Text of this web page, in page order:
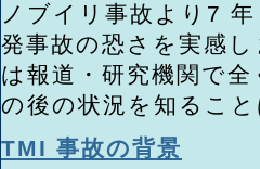
ノブイリ事故より7
発事故の恐さを実感
は報道・研究機関で
の後の状況を知るこ
TMI 事故の背景